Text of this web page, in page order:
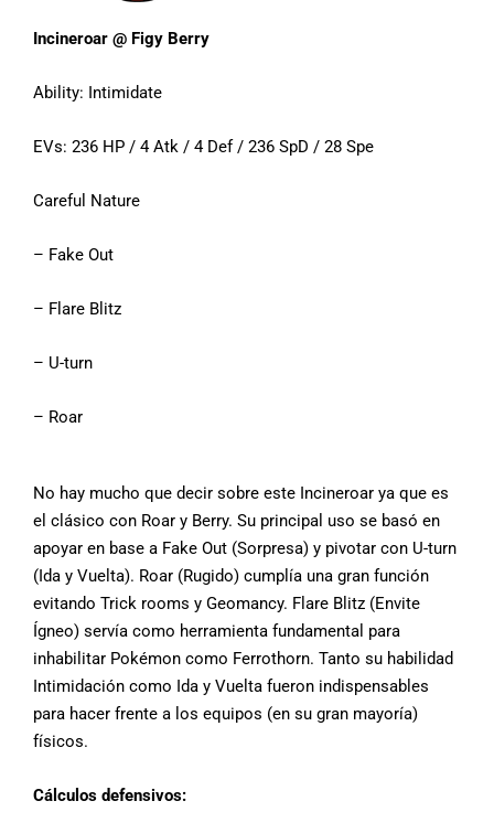
Incineroar @ Figy Berry
Ability: Intimidate
EVs: 236 HP / 4 Atk / 4 Def / 236 SpD / 28 Spe
Careful Nature
– Fake Out
– Flare Blitz
– U-turn
– Roar
No hay mucho que decir sobre este Incineroar ya que es
el clásico con Roar y Berry. Su principal uso se basó en
apoyar en base a Fake Out (Sorpresa) y pivotar con U-turn
(Ida y Vuelta). Roar (Rugido) cumplía una gran función
evitando Trick rooms y Geomancy. Flare Blitz (Envite
Ígneo) servía como herramienta fundamental para
inhabilitar Pokémon como Ferrothorn. Tanto su habilidad
Intimidación como Ida y Vuelta fueron indispensables
para hacer frente a los equipos (en su gran mayoría)
físicos.
Cálculos defensivos: